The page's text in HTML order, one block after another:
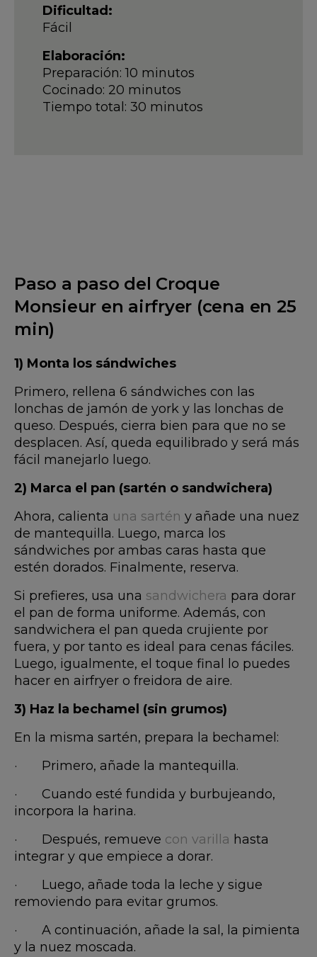
Dificultad:
Fácil
Elaboración:
Preparación: 10 minutos
Cocinado: 20 minutos
Tiempo total: 30 minutos
Paso a paso del Croque
Monsieur en airfryer (cena en 25
min)
1) Monta los sándwiches
Primero, rellena 6 sándwiches con las
lonchas de jamón de york y las lonchas de
queso. Después, cierra bien para que no se
desplacen. Así, queda equilibrado y será más
fácil manejarlo luego.
2) Marca el pan (sartén o sandwichera)
Ahora, calienta una sartén y añade una nuez
de mantequilla. Luego, marca los
sándwiches por ambas caras hasta que
estén dorados. Finalmente, reserva.
Si prefieres, usa una sandwichera para dorar
el pan de forma uniforme. Además, con
sandwichera el pan queda crujiente por
fuera, y por tanto es ideal para cenas fáciles.
Luego, igualmente, el toque final lo puedes
hacer en airfryer o freidora de aire.
3) Haz la bechamel (sin grumos)
En la misma sartén, prepara la bechamel:
· Primero, añade la mantequilla.
· Cuando esté fundida y burbujeando,
incorpora la harina.
· Después, remueve con varilla hasta
integrar y que empiece a dorar.
· Luego, añade toda la leche y sigue
removiendo para evitar grumos.
· A continuación, añade la sal, la pimienta
y la nuez moscada.